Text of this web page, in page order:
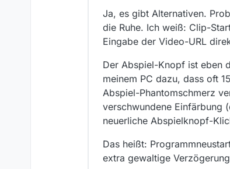
Ja, es gibt Alternativen.
die Ruhe. Ich weiß: Clip-
Eingabe der Video-URL
Der Abspiel-Knopf ist eben
meinem PC dazu, dass oft
Abspiel-Phantomschmerz
verschwundene Einfärbung
neuerliche Abspielknopf-
Das heißt:
extra gewaltige